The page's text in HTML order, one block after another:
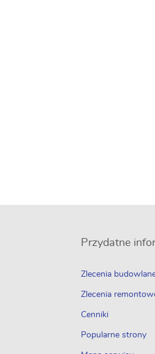
Przydatne
Zlecenia
Zlecenia
Cenniki
Popularne strony